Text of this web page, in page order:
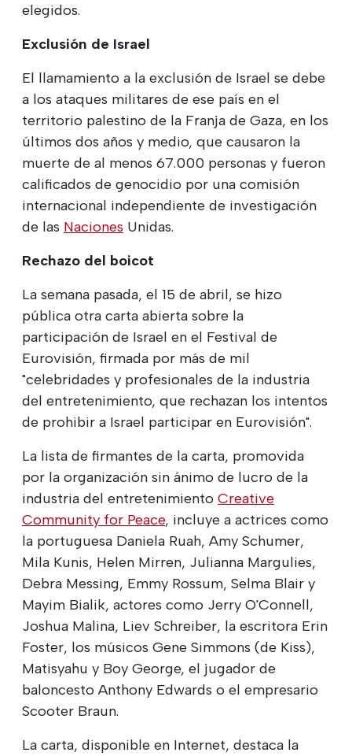
elegidos.
Exclusión de Israel
El llamamiento a la exclusión de Israel se debe
a los ataques militares de ese país en el
territorio palestino de la Franja de Gaza, en los
últimos dos años y medio, que causaron la
muerte de al menos 67.000 personas y fueron
calificados de genocidio por una comisión
internacional independiente de investigación
de las Naciones Unidas.
Rechazo del boicot
La semana pasada, el 15 de abril, se hizo
pública otra carta abierta sobre la
participación de Israel en el Festival de
Eurovisión, firmada por más de mil
"celebridades y profesionales de la industria
del entretenimiento, que rechazan los intentos
de prohibir a Israel participar en Eurovisión".
La lista de firmantes de la carta, promovida
por la organización sin ánimo de lucro de la
industria del entretenimiento Creative
Community for Peace, incluye a actrices como
la portuguesa Daniela Ruah, Amy Schumer,
Mila Kunis, Helen Mirren, Julianna Margulies,
Debra Messing, Emmy Rossum, Selma Blair y
Mayim Bialik, actores como Jerry O'Connell,
Joshua Malina, Liev Schreiber, la escritora Erin
Foster, los músicos Gene Simmons (de Kiss),
Matisyahu y Boy George, el jugador de
baloncesto Anthony Edwards o el empresario
Scooter Braun.
La carta, disponible en Internet, destaca la